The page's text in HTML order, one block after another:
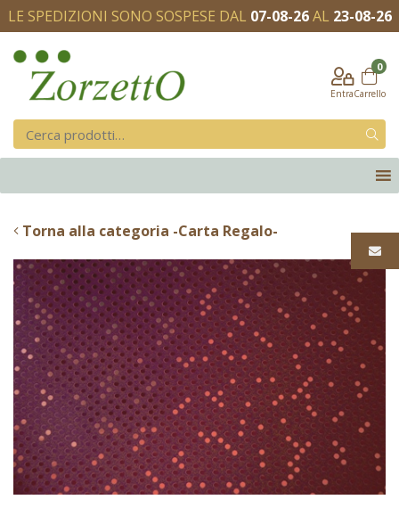
LE SPEDIZIONI SONO SOSPESE DAL 07-08-26AL 23-08-26
Entra
0
Carrello
Torna alla categoria -Carta Regalo-